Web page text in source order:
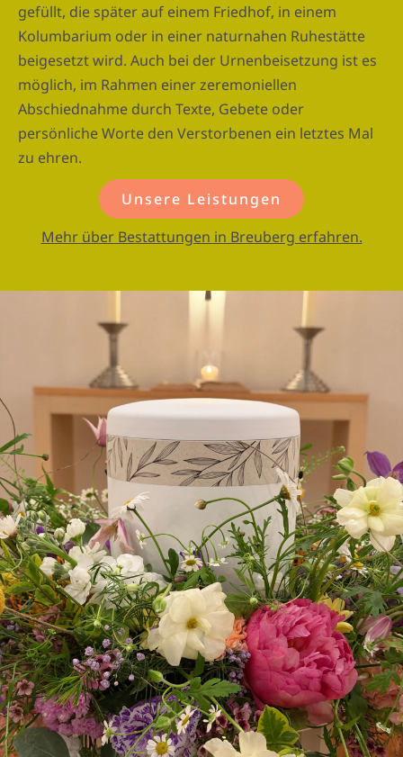
gefüllt, die später auf einem Friedhof, in einem
Kolumbarium oder in einer naturnahen Ruhestätte
beigesetzt wird. Auch bei der Urnenbeisetzung ist es
möglich, im Rahmen einer zeremoniellen
Abschiednahme durch Texte, Gebete oder
persönliche Worte den Verstorbenen ein letztes Mal
zu ehren.
Unsere Leistungen
Mehr über Bestattungen in Breuberg erfahren.